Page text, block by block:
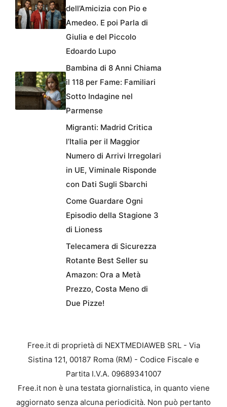
dell’Amicizia con Pio e
Amedeo. E poi Parla di
Giulia e del Piccolo
Edoardo Lupo
Bambina di 8 Anni Chiama
il 118 per Fame: Familiari
Sotto Indagine nel
Parmense
Migranti: Madrid Critica
l’Italia per il Maggior
Numero di Arrivi Irregolari
in UE, Viminale Risponde
con Dati Sugli Sbarchi
Come Guardare Ogni
Episodio della Stagione 3
di Lioness
Telecamera di Sicurezza
Rotante Best Seller su
Amazon: Ora a Metà
Prezzo, Costa Meno di
Due Pizze!
Free.it di proprietà di NEXTMEDIAWEB SRL - Via
Sistina 121, 00187 Roma (RM) - Codice Fiscale e
Partita I.V.A. 09689341007
Free.it non è una testata giornalistica, in quanto viene
aggiornato senza alcuna periodicità. Non può pertanto